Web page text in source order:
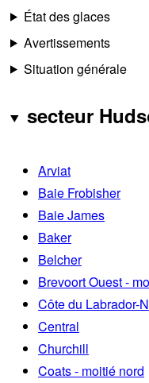
État des glaces
Avertissements
Situation générale
secteur
Arviat
Baie Frobisher
Baie James
Baker
Belcher
Brevoort Ouest -
Côte du Labrador-
Central
Churchill
Coats - moitié nord